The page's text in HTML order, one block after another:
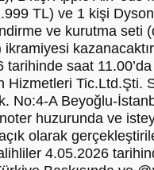
TL) ve 1 kişi
ve kurutma seti
ikramiyesi
tarihinde saat 11.00’da
Hizmetleri Tic.Ltd.Şti.
No:4-A Beyoğlu-
huzurunda ve
açık olarak
4.05.2026